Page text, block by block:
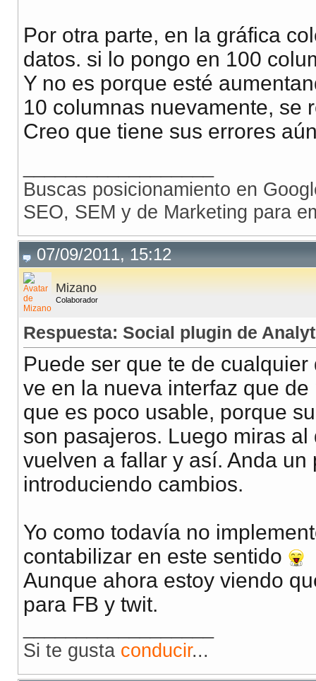
Por otra parte, en la gráfica
datos. si lo pongo en 100
Y no es porque esté
10 columnas nuevamente, se
Creo que tiene sus errores
Buscas posicionamiento en
SEO, SEM y de Marketing para
07/09/2011, 15:12
Mizano
Colaborador
Respuesta: Social plugin de
Puede ser que te de
ve en la nueva interfaz que
que es poco usable, porque
son pasajeros. Luego miras
vuelven a fallar y así. Anda
introduciendo cambios.
Yo como todavía no
contabilizar en este sentido
Aunque ahora estoy viendo
para FB y twit.
Si te gusta conducir...